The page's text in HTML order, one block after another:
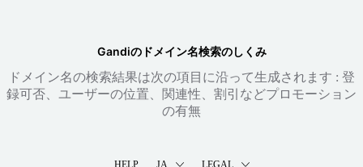
Gandiのドメイン名検索のしくみ
ドメイン名の検索結果は次の項目に沿って生成されます : 登
録可否、ユーザーの位置、関連性、割引などプロモーション
の有無
HELP JA LEGAL